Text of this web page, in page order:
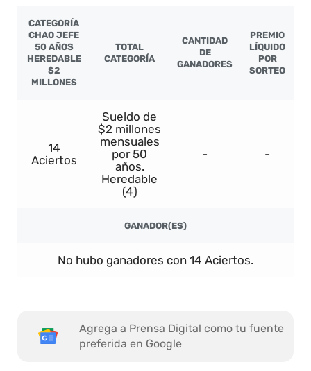
CATEGORÍA
CHAO JEFE
50 AÑOS
HEREDABLE
$2
MILLONES
TOTAL
CATEGORÍA
CANTIDAD
DE
GANADORES
PREMIO
LÍQUIDO
POR
SORTEO
14
Aciertos
Sueldo de
$2 millones
mensuales
por 50
años.
Heredable
(4)
- -
GANADOR(ES)
No hubo ganadores con 14 Aciertos.
Agrega a Prensa Digital como tu fuente
preferida en Google